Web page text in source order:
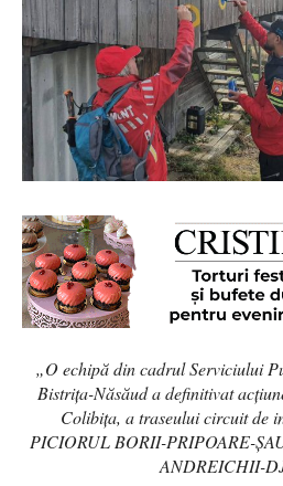
„O echipă din cadrul Serviciului
Bistriţa-Năsăud a definitivat
Colibiţa, a traseului circuit de
PICIORUL BORII-PRIPOARE-
ANDREICHII-